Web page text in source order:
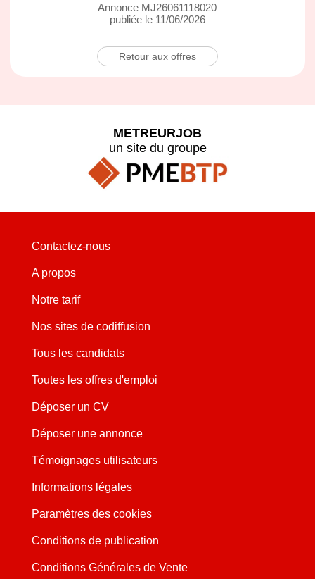
Annonce MJ26061118020
publiée le 11/06/2026
Retour aux offres
METREURJOB
un site du groupe
Contactez-nous
A propos
Notre tarif
Nos sites de codiffusion
Tous les candidats
Toutes les offres d'emploi
Déposer un CV
Déposer une annonce
Témoignages utilisateurs
Informations légales
Paramètres des cookies
Conditions de publication
Conditions Générales de Vente